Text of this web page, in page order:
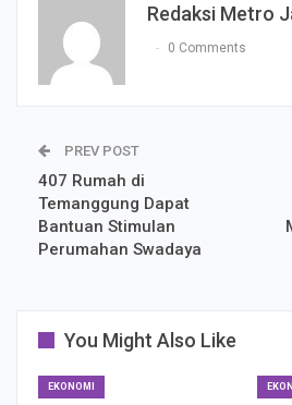
Redaksi Metro
0 Comments
PREV POST
407 Rumah di
Temanggung Dapat
Bantuan Stimulan
Perumahan Swadaya
You Might Also Like
EKONOMI